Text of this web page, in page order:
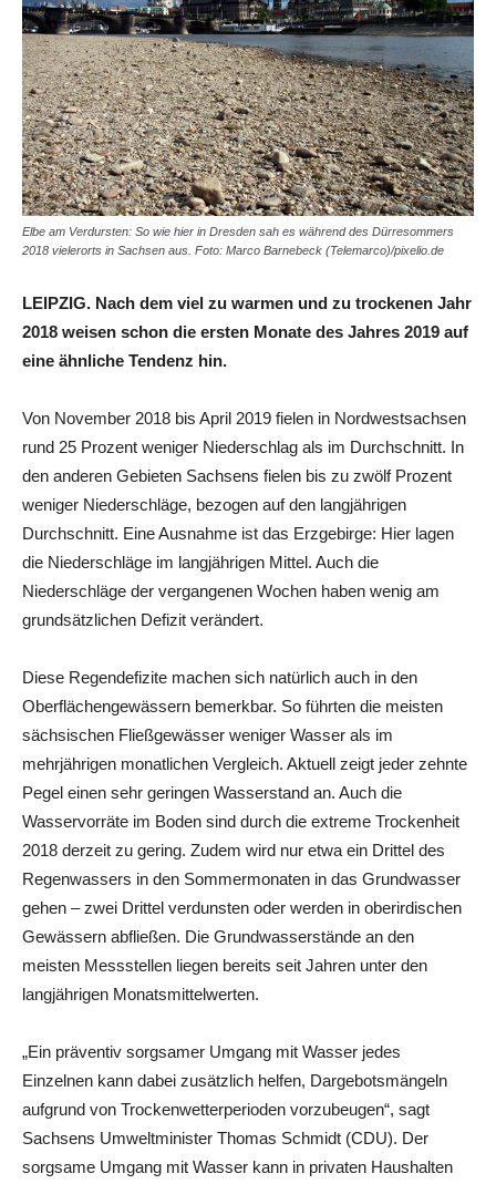
Elbe am Verdursten: So wie hier in Dresden sah es während des Dürresommers
2018 vielerorts in Sachsen aus. Foto: Marco Barnebeck (Telemarco)/pixelio.de
LEIPZIG. Nach dem viel zu warmen und zu trockenen Jahr
2018 weisen schon die ersten Monate des Jahres 2019 auf
eine ähnliche Tendenz hin.
Von November 2018 bis April 2019 fielen in Nordwestsachsen
rund 25 Prozent weniger Niederschlag als im Durchschnitt. In
den anderen Gebieten Sachsens fielen bis zu zwölf Prozent
weniger Niederschläge, bezogen auf den langjährigen
Durchschnitt. Eine Ausnahme ist das Erzgebirge: Hier lagen
die Niederschläge im langjährigen Mittel. Auch die
Niederschläge der vergangenen Wochen haben wenig am
grundsätzlichen Defizit verändert.
Diese Regendefizite machen sich natürlich auch in den
Oberflächengewässern bemerkbar. So führten die meisten
sächsischen Fließgewässer weniger Wasser als im
mehrjährigen monatlichen Vergleich. Aktuell zeigt jeder zehnte
Pegel einen sehr geringen Wasserstand an. Auch die
Wasservorräte im Boden sind durch die extreme Trockenheit
2018 derzeit zu gering. Zudem wird nur etwa ein Drittel des
Regenwassers in den Sommermonaten in das Grundwasser
gehen – zwei Drittel verdunsten oder werden in oberirdischen
Gewässern abfließen. Die Grundwasserstände an den
meisten Messstellen liegen bereits seit Jahren unter den
langjährigen Monatsmittelwerten.
„Ein präventiv sorgsamer Umgang mit Wasser jedes
Einzelnen kann dabei zusätzlich helfen, Dargebotsmängeln
aufgrund von Trockenwetterperioden vorzubeugen“, sagt
Sachsens Umweltminister Thomas Schmidt (CDU). Der
sorgsame Umgang mit Wasser kann in privaten Haushalten